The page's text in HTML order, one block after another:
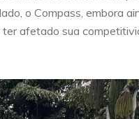
o Compass, embora
ter afetado sua